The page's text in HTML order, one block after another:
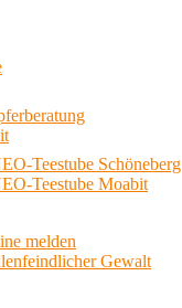
Teestube Schöneberg
Teestube Moabit
melden
Gewalt